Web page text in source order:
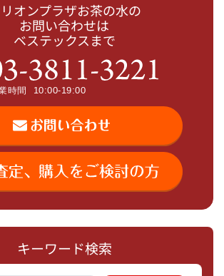
キーワード検索
オンプラザお茶の水の
お問い合わせは
ベステックスまで